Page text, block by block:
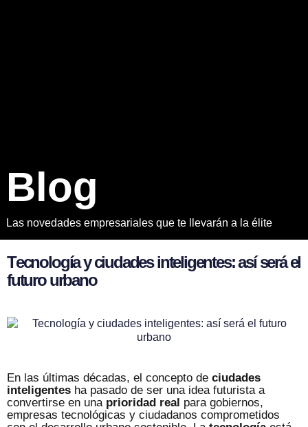
Blog
Las novedades empresariales que te llevarán a la élite
Tecnologíay ciudades inteligentes:así será el
futuro urbano
En las últimas décadas, el concepto de ciudades
inteligentes ha pasado de ser una idea futurista a
convertirse en unaprioridad real para gobiernos,
empresas tecnológicas y ciudadanos comprometidos